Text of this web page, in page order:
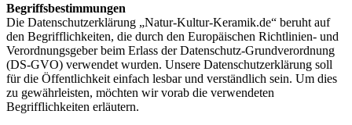
Begriffsbestimmungen
Die Datenschutzerklärung „Natur-Kultur-Keramik.de“ beruht auf
den Begrifflichkeiten, die durch den Europäischen Richtlinien- und
Verordnungsgeber beim Erlass der Datenschutz-Grundverordnung
(DS-GVO) verwendet wurden. Unsere Datenschutzerklärung soll
für die Öffentlichkeit einfach lesbar und verständlich sein. Um dies
zu gewährleisten, möchten wir vorab die verwendeten
Begrifflichkeiten erläutern.